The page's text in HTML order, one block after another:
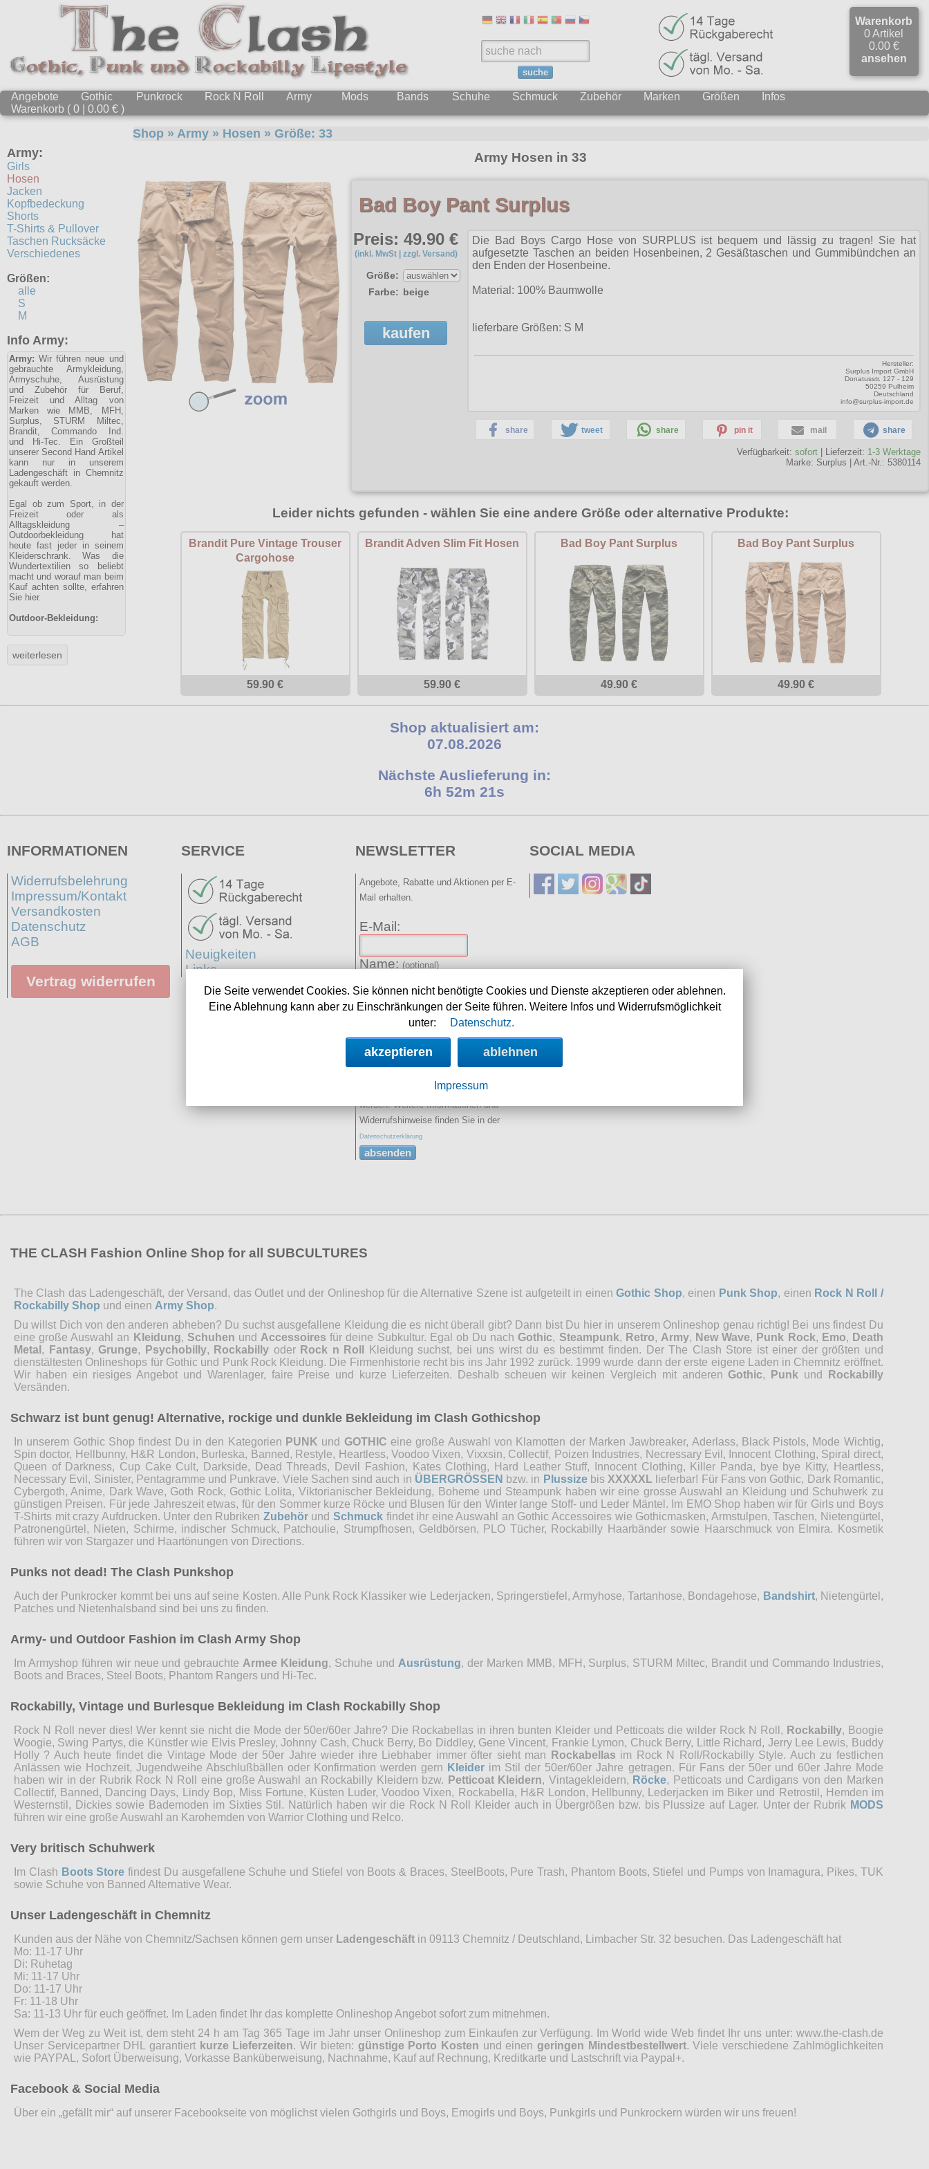
suche
Warenkorb
0 Artikel
0.00 €
ansehen
Angebote Gothic Punkrock Rock N Roll Army Mods Bands Schuhe Schmuck Zubehör Marken Größen
Infos
Warenkorb ( 0 | 0.00 € )
Army:
Girls
Hosen
Jacken
Kopfbedeckung
Shorts
T-Shirts & Pullover
Taschen Rucksäcke
Verschiedenes
Größen:
alle
S
M
Info Army:
Army: Wir führen neue und
gebrauchte Armykleidung,
Armyschuhe, Ausrüstung
und Zubehör für Beruf,
Freizeit und Alltag von
Marken wie MMB, MFH,
Surplus, STURM Miltec,
Brandit, Commando Ind.
und Hi-Tec. Ein Großteil
unserer Second Hand Artikel
kann nur in unserem
Ladengeschäft in Chemnitz
gekauft werden.
Egal ob zum Sport, in der
Freizeit oder als
Alltagskleidung –
Outdoorbekleidung hat
heute fast jeder in seinem
Kleiderschrank. Was die
Wundertextilien so beliebt
macht und worauf man beim
Kauf achten sollte, erfahren
Sie hier.
Outdoor-Bekleidung:
Shop » Army» Hosen » Größe: 33
Army Hosen in 33
Bad Boy Pant Surplus
Preis: 49.90 €
(inkl. MwSt | zzgl. Versand)
Größe:
Farbe: beige
kaufen
Die Bad Boys Cargo Hose von SURPLUS ist bequem und lässig zu tragen! Sie hat
aufgesetzte Taschen an beiden Hosenbeinen, 2 Gesäßtaschen und Gummibündchen an
den Enden der Hosenbeine.
Material: 100% Baumwolle
lieferbare Größen: S M
Hersteller:
Surplus Import GmbH
Donatusstr. 127 - 129
50259 Pulheim
Deutschland
info@surplus-import.de
share tweet share pin it mail share
Verfügbarkeit: sofort | Lieferzeit: 1-3 Werktage
Marke: Surplus Art.-Nr.: 5380114
Leider nichts gefunden - wählen Sie eine andere Größe oder alternative Produkte:
Brandit Pure Vintage Trouser
Cargohose
59.90 €
Brandit Adven Slim Fit Hosen
59.90 €
Bad Boy Pant Surplus
49.90 €
Bad Boy Pant Surplus
49.90 €
Shop aktualisiert am:
07.08.2026
Nächste Auslieferung in:
6h 52m 20s
INFORMATIONEN
Widerrufsbelehrung
Impressum/Kontakt
Versandkosten
Datenschutz
AGB
Vertrag widerrufen
SERVICE
Neuigkeiten
Links
NEWSLETTER
Angebote, Rabatte und Aktionen per E-
Mail erhalten.
E-Mail:
Name:(optional)
Spamschutz:(Ergebnis
2+5=
Sie erklären sich damit
Bearbeitung Ihres Anliegens verwendet
werden. Weitere Informationen und
Widerrufshinweise finden Sie in der
Datenschutzerklärung
absenden
SOCIAL MEDIA
THE CLASH Fashion Online Shop for all SUBCULTURES
The Clash das Ladengeschäft, der Versand, das Outlet und der Onlineshop für die Alternative Szene ist aufgeteilt in einenGothic Shop, einen Punk Shop, einen Rock N Roll /
Rockabilly Shop und einen Army Shop.
Du willst Dich von den anderen abheben? Du suchst ausgefallene Kleidung die es nicht überall gibt? Dann bist Du hier in unserem Onlineshop genau richtig! Bei uns findest Du
eine große Auswahl an Kleidung, Schuhen und Accessoires für deine Subkultur. Egal ob Du nach Gothic, Steampunk, Retro, Army, New Wave, Punk Rock, Emo, Death
Metal , Fantasy, Grunge, Psychobilly, Rockabilly oder Rock n Roll
Kleidung suchst, bei uns wirst du es bestimmt finden. Der The Clash Store ist einer der größten und
dienstältesten Onlineshops für Gothic und Punk Rock Kleidung. Die Firmenhistorie recht bis ins Jahr 1992 zurück. 1999 wurde dann der erste eigene Laden in Chemnitz eröffnet.
Wir haben ein riesiges Angebot und Warenlager, faire Preise und kurze Lieferzeiten. Deshalb scheuen wir keinen Vergleich mit anderen Gothic, Punk und
Rockabilly
Versänden.
Schwarz ist bunt genug! Alternative, rockige und dunkle Bekleidung im Clash Gothicshop
In unserem Gothic Shop findest Du in den Kategorien PUNK und GOTHIC eine große Auswahl von Klamotten der Marken Jawbreaker, Aderlass, Black Pistols, Mode Wichtig,
Spin doctor, Hellbunny, H&R London, Burleska, Banned, Restyle, Heartless, Voodoo Vixen, Vixxsin, Collectif, Poizen Industries, Necressary Evil, Innocent Clothing, Spiral direct,
Queen of Darkness, Cup Cake Cult, Darkside, Dead Threads, Devil Fashion, Kates Clothing, Hard Leather Stuff, Innocent Clothing, Killer Panda, bye bye Kitty, Heartless,
Necessary Evil, Sinister, Pentagramme und Punkrave. Viele Sachen sind auch in ÜBERGRÖSSEN bzw. in Plussizebis XXXXXL lieferbar! Für Fans von Gothic, Dark Romantic,
Cybergoth, Anime, Dark Wave, Goth Rock, Gothic Lolita, Viktorianischer Bekleidung, Boheme und Steampunk haben wir eine grosse Auswahl an Kleidung und Schuhwerk zu
günstigen Preisen. Für jede Jahreszeit etwas, für den Sommer kurze Röcke und Blusen für den Winter lange Stoff- und Leder Mäntel. Im EMO Shop haben wir für Girls und Boys
T-Shirts mit crazy Aufdrucken. Unter den Rubriken ZubehörundSchmuck findet ihr eine Auswahl an Gothic Accessoires wie Gothicmasken, Armstulpen, Taschen, Nietengürtel,
Patronengürtel, Nieten, Schirme, indischer Schmuck, Patchoulie, Strumpfhosen, Geldbörsen, PLO Tücher, Rockabilly Haarbänder sowie Haarschmuck von Elmira. Kosmetik
führen wir von Stargazer und Haartönungen von Directions.
Punks not dead! The Clash Punkshop
Auch der Punkrocker kommt bei uns auf seine Kosten. Alle Punk Rock Klassiker wie Lederjacken, Springerstiefel, Armyhose, Tartanhose, Bondagehose, Bandshirt, Nietengürtel,
Patches und Nietenhalsband sind bei uns zu finden.
Army- und Outdoor Fashion im Clash Army Shop
Im Armyshop führen wir neue und gebrauchte Armee Kleidung, Schuhe und Ausrüstung, der Marken MMB, MFH, Surplus, STURM Miltec, Brandit und Commando Industries,
Boots and Braces, Steel Boots, Phantom Rangers und Hi-Tec.
Rockabilly, Vintage und Burlesque Bekleidung im Clash Rockabilly Shop
Rock N Roll never dies! Wer kennt sie nicht die Mode der 50er/60er Jahre? Die Rockabellas in ihren bunten Kleider und Petticoats die wilder Rock N Roll, Rockabilly, Boogie
Woogie, Swing Partys, die Künstler wie Elvis Presley, Johnny Cash, Chuck Berry, Bo Diddley, Gene Vincent, Frankie Lymon, Chuck Berry, Little Richard, Jerry Lee Lewis, Buddy
Holly ? Auch heute findet die Vintage Mode der 50er Jahre wieder ihre Liebhaber immer öfter sieht man
Rockabellas im Rock N Roll/Rockabilly Style. Auch zu festlichen
Anlässen wie Hochzeit, Jugendweihe Abschlußbällen oder Konfirmation werden gern Kleider im Stil der 50er/60er Jahre getragen. Für Fans der 50er und 60er Jahre Mode
haben wir in der Rubrik Rock N Roll eine große Auswahl an Rockabilly Kleidern bzw. Petticoat Kleidern, Vintagekleidern, Röcke, Petticoats und Cardigans von den Marken
Collectif, Banned, Dancing Days, Lindy Bop, Miss Fortune, Küsten Luder, Voodoo Vixen, Rockabella, H&R London, Hellbunny, Lederjacken im Biker und Retrostil, Hemden im
Westernstil, Dickies sowie Bademoden im Sixties Stil. Natürlich haben wir die Rock N Roll Kleider auch in Übergrößen bzw. bis Plussize auf Lager. Unter der Rubrik MODS
führen wir eine große Auswahl an Karohemden von Warrior Clothing und Relco.
Very britisch Schuhwerk
Im Clash Boots Store findest Du ausgefallene Schuhe und Stiefel von Boots & Braces, SteelBoots, Pure Trash, Phantom Boots, Stiefel und Pumps von Inamagura, Pikes, TUK
sowie Schuhe von Banned Alternative Wear.
Unser Ladengeschäft in Chemnitz
Kunden aus der Nähe von Chemnitz/Sachsen können gern unser Ladengeschäft in 09113 Chemnitz / Deutschland, Limbacher Str. 32 besuchen. Das Ladengeschäft hat
Mo: 11-17 Uhr
Di: Ruhetag
Mi: 11-17 Uhr
Do: 11-17 Uhr
Fr: 11-18 Uhr
Sa: 11-13 Uhr für euch geöffnet. Im Laden findet Ihr das komplette Onlineshop Angebot sofort zum mitnehmen.
Wem der Weg zu Weit ist, dem steht 24 h am Tag 365 Tage im Jahr unser Onlineshop zum Einkaufen zur Verfügung. Im World wide Web findet Ihr uns unter: www.the-clash.de
Unser Servicepartner DHL garantiert kurze Lieferzeiten. Wir bieten: günstige Porto Kosten und einengeringen Mindestbestellwert. Viele verschiedene Zahlmöglichkeiten
wie PAYPAL, Sofort Überweisung, Vorkasse Banküberweisung, Nachnahme, Kauf auf Rechnung, Kreditkarte und Lastschrift via Paypal+.
Facebook & Social Media
Über ein „gefällt mir“ auf unserer Facebookseite von möglichst vielen Gothgirls und Boys, Emogirls und Boys, Punkgirls und Punkrockern würden wir uns freuen!
Die Seite verwendet Cookies. Sie können nicht benötigte Cookies und Dienste akzeptieren oder ablehnen.
Eine Ablehnung kann aber zu Einschränkungen der Seite führen. Weitere Infos und Widerrufsmöglichkeit
unter:
Datenschutz.
akzeptieren ablehnen
Impressum